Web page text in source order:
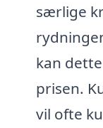
særlige
kan
prisen.
vil ofte